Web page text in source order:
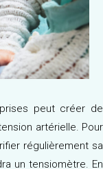
peut créer de
artérielle. Pour
régulièrement sa
un tensiomètre. En